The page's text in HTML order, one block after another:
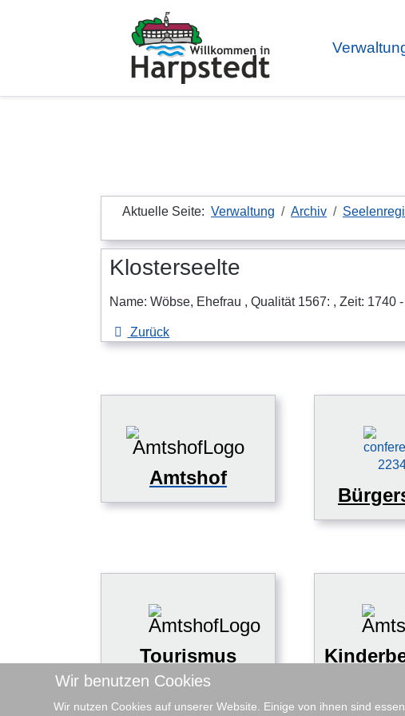
Aktuelle Seite: Verwaltung Archiv
Klosterseelte
Name: Wöbse, Ehefrau , Qualität 1567: , Zeit: 1740
Zurück
Amtshof
Tourismus
Wir benutzen Cookies
Wir nutzen Cookies auf unserer Website. Einige von ihnen sind